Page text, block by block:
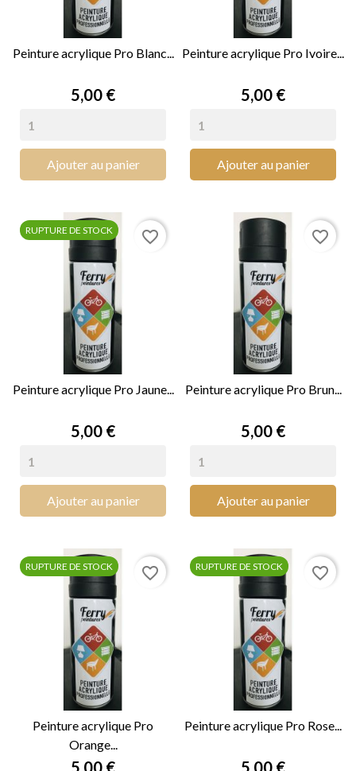
Peinture acrylique Pro Blanc...
Prix
5,00 €
Ajouter au panier
Peinture acrylique Pro Ivoire...
Prix
5,00 €
Ajouter au panier
Peinture acrylique Pro Jaune...
Prix
5,00 €
Ajouter au panier
RUPTURE DE STOCK favorite_border
Peinture acrylique Pro Brun...
Prix
5,00 €
Ajouter au panier
favorite_border
Peinture acrylique Pro
Orange...
Prix
5,00 €
RUPTURE DE STOCK favorite_border
Peinture acrylique Pro Rose...
Prix
5,00 €
RUPTURE DE STOCK favorite_border